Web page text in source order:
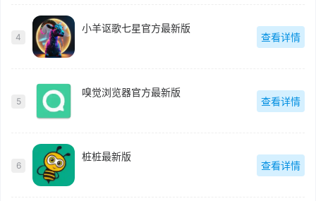
4
小羊讴歌七星官方最新版
查看详情
5
嗅觉浏览器官方最新版
查看详情
6
桩桩最新版
查看详情